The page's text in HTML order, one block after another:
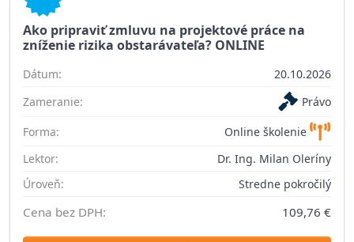
Ako pripraviť zmluvu na projektové práce na
zníženie rizika obstarávateľa? ONLINE
Dátum:
20.10.2026
Zameranie:
Právo
Forma:
Online školenie
Lektor:
Dr. Ing. Milan Oleríny
Úroveň:
Stredne pokročilý
Cena bez DPH: 109,76 €